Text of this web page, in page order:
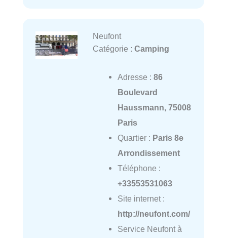
Neufont
Catégorie : Camping
Adresse : 86
Boulevard
Haussmann, 75008
Paris
Quartier : Paris 8e
Arrondissement
Téléphone :
+33553531063
Site internet :
http://neufont.com/
Service Neufont à